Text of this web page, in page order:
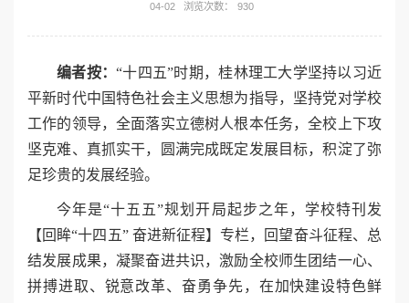
04-02
浏览次数： 930
编者按：“十四五”时期，桂林理工大学坚持以习近
平新时代中国特色社会主义思想为指导，坚持党对学校
工作的领导，全面落实立德树人根本任务，全校上下攻
坚克难、真抓实干，圆满完成既定发展目标，积淀了弥
足珍贵的发展经验。
今年是“十五五”规划开局起步之年，学校特刊发
【回眸“十四五” 奋进新征程】专栏，回望奋斗征程、总
结发展成果，凝聚奋进共识，激励全校师生团结一心、
拼搏进取、锐意改革、奋勇争先，在加快建设特色鲜